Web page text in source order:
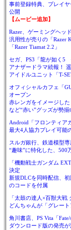
事前登録特典、プレイ
公開
【ムービー追加】
Razer、ゲーミングヘッ
汎用性が売りの「Razer
「Razer Tiamat 2.2」
セガ、PS3「龍が如く5
アナザードラマ続報！
アイドルユニット「T-
オフィシャルカフェ「
オープン
赤レンガをイメージし
など“赤い”グッズが勢揃
Android「フロンティア
最大4人協力プレイ可能
スルガ銀行、鉄道模型
“趣味”に特化した、500
「機動戦士ガンダム
決定
新規DLCを同時配信、
のコードを付属
「太鼓の達人×百獣大
どんちゃんが「グレー
角川書店、PS Vita「Fate/
ダウンロード版の発売